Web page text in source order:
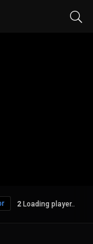
1 Loading player..